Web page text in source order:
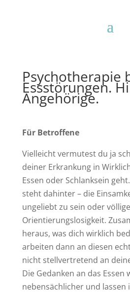
Psychotherapie
Essstörungen.
Angehörige.
Für Betroffene
Vielleicht vermutest du ja
deiner Erkrankung in
Essen oder Schlanksein
steht dahinter – die
ungeliebt zu sein oder völlige
Orientierungslosigkeit.
heraus, was dich wirklich
arbeiten dann an diesen
nicht stellvertretend an
Die Gedanken an das Essen
nebensächlicher und lassen